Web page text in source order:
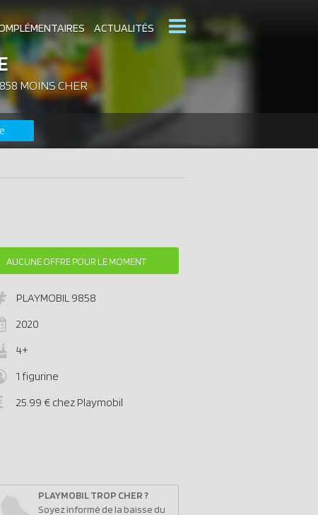
ACTUALITÉS
CATALOGUES PLAYMOBIL
DERNIERS PLAYMOBIL AJOUTÉS
MOINS CHER
AUCUNE OFFRE POUR LE MOMENT
PLAYMOBIL 9858
2020
4+
1 figurine
25.99 € chez Playmobil
PLAYMOBIL TROP CHER ?
Soyez informé de la baisse du